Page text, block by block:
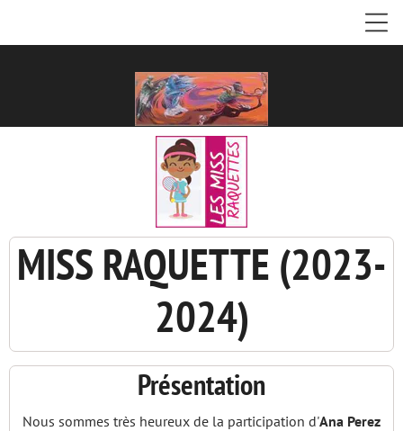
MISS RAQUETTE (2023-
2024)
Présentation
Nous sommes très heureux de la participation d'Ana Perez